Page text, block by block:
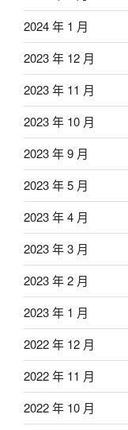
2024 年 1 月
2023 年 12 月
2023 年 11 月
2023 年 10 月
2023 年 9 月
2023 年 5 月
2023 年 4 月
2023 年 3 月
2023 年 2 月
2023 年 1 月
2022 年 12 月
2022 年 11 月
2022 年 10 月